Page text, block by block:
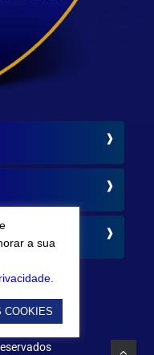
a sua
COOKIES